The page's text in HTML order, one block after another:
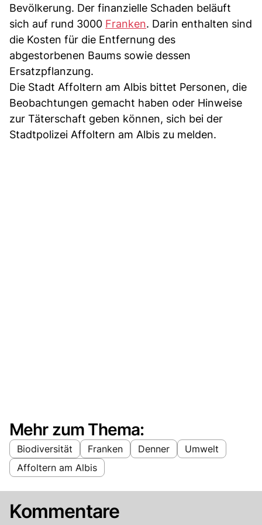
Bevölkerung. Der finanzielle Schaden beläuft
sich auf rund 3000 Franken. Darin enthalten sind
die Kosten für die Entfernung des
abgestorbenen Baums sowie dessen
Ersatzpflanzung.
Die Stadt Affoltern am Albis bittet Personen, die
Beobachtungen gemacht haben oder Hinweise
zur Täterschaft geben können, sich bei der
Stadtpolizei Affoltern am Albis zu melden.
Mehr zum Thema:
Biodiversität Franken Denner
Umwelt
Affoltern am Albis
Kommentare